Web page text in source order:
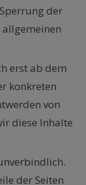
der
erst ab dem
konkreten
von
diese Inhalte
der Seiten